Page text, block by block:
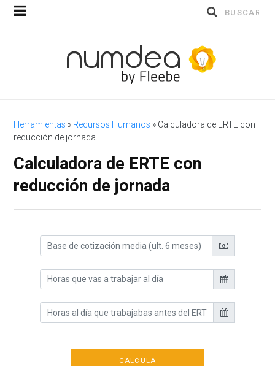
Buscar
Herramientas » Recursos Humanos » Calculadora de ERTE con
reducción de jornada
Calculadora de ERTE con
reducción de jornada
CALCULA